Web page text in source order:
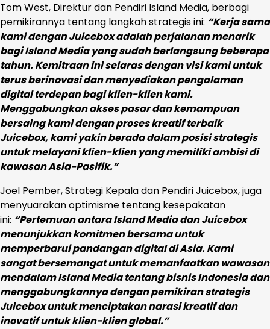
​Tom West, Direktur dan Pendiri Island Media, berbagi
pemikirannya tentang langkah strategis ini: “Kerja sama
kami dengan Juicebox adalah perjalanan menarik
bagi Island Media yang sudah berlangsung beberapa
tahun. Kemitraan ini selaras dengan visi kami untuk
terus berinovasi dan menyediakan pengalaman
digital terdepan bagi klien-klien kami.
Menggabungkan akses pasar dan kemampuan
bersaing kami dengan proses kreatif terbaik
Juicebox, kami yakin berada dalam posisi strategis
untuk melayani klien-klien yang memiliki ambisi di
kawasan Asia-Pasifik.”
Joel Pember, Strategi Kepala dan Pendiri Juicebox, juga
menyuarakan optimisme tentang kesepakatan
ini: “Pertemuan antara Island Media dan Juicebox
menunjukkan komitmen bersama untuk
memperbarui pandangan digital di Asia. Kami
sangat bersemangat untuk memanfaatkan wawasan
mendalam Island Media tentang bisnis Indonesia dan
menggabungkannya dengan pemikiran strategis
Juicebox untuk menciptakan narasi kreatif dan
inovatif untuk klien-klien global.”